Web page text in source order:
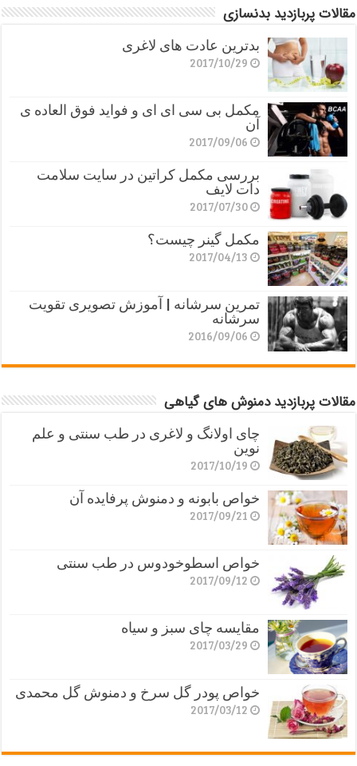
مقالات پربازدید بدنسازی
بدترین عادت های لاغری
2017/10/29
مکمل بی سی ای ای و فواید فوق العاده ی
آن
2017/09/06
بررسی مکمل کراتین در سایت سلامت
دات لایف
2017/07/30
مکمل گینر چیست؟
2017/04/13
تمرین سرشانه | آموزش تصویری تقویت
سرشانه
2016/09/06
مقالات پربازدید دمنوش های گیاهی
چای اولانگ و لاغری در طب سنتی و علم
نوین
2017/10/19
خواص بابونه و دمنوش پرفایده آن
2017/09/21
خواص اسطوخودوس در طب سنتی
2017/09/12
مقایسه چای سبز و سیاه
2017/03/29
خواص پودر گل سرخ و دمنوش گل محمدی
2017/03/12